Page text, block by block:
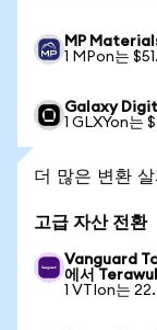
MP
1 MPon는
Galaxy
1 GLXYon는
더 많은 변환
고급 자산 전환
Vanguard
에서
1 VTIon는